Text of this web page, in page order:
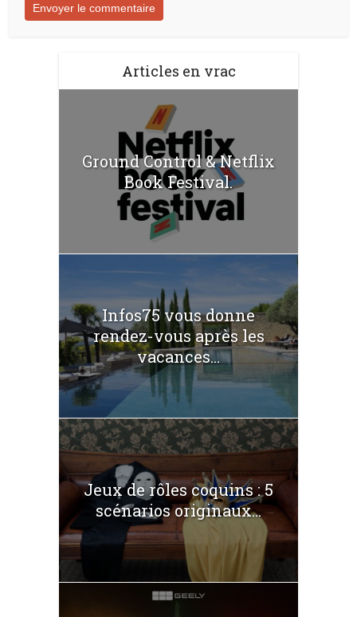
Articles en vrac
Ground Control & Netflix
Book Festival.
Infos75 vous donne
rendez-vous après les
vacances...
Jeux de rôles coquins : 5
scénarios originaux...